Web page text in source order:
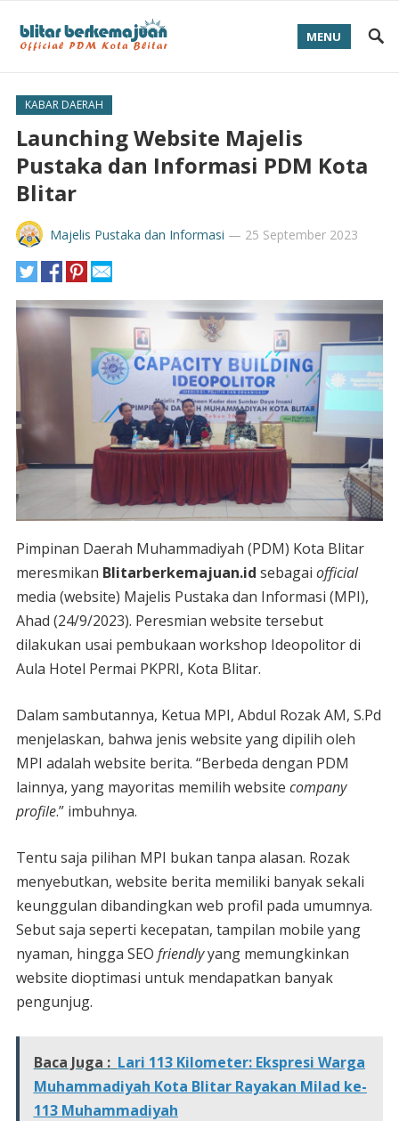
MENU
KABAR DAERAH
Launching Website Majelis
Pustaka dan Informasi PDM Kota
Blitar
Majelis Pustaka dan Informasi — 25 September 2023
Pimpinan Daerah Muhammadiyah (PDM) Kota Blitar
meresmikan Blitarberkemajuan.id sebagai official
media (website) Majelis Pustaka dan Informasi (MPI),
Ahad (24/9/2023). Peresmian website tersebut
dilakukan usai pembukaan workshop Ideopolitor di
Aula Hotel Permai PKPRI, Kota Blitar.
Dalam sambutannya, Ketua MPI, Abdul Rozak AM, S.Pd
menjelaskan, bahwa jenis website yang dipilih oleh
MPI adalah website berita. “Berbeda dengan PDM
lainnya, yang mayoritas memilih website company
profile.” imbuhnya.
Tentu saja pilihan MPI bukan tanpa alasan. Rozak
menyebutkan, website berita memiliki banyak sekali
keunggulan dibandingkan web profil pada umumnya.
Sebut saja seperti kecepatan, tampilan mobile yang
nyaman, hingga SEO friendlyyang memungkinkan
website dioptimasi untuk mendapatkan banyak
pengunjug.
Baca Juga : Lari 113 Kilometer: Ekspresi Warga
Muhammadiyah Kota Blitar Rayakan Milad ke-
113 Muhammadiyah